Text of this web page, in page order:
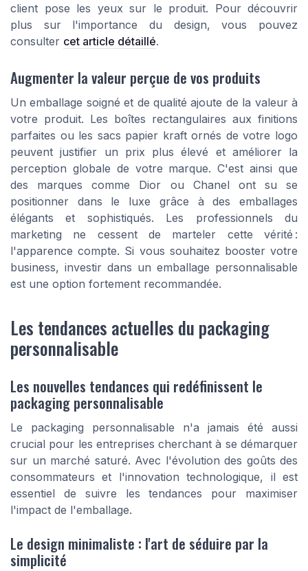
client pose les yeux sur le produit. Pour découvrir
plus sur l'importance du design, vous pouvez
consulter cet article détaillé.
Augmenter la valeur perçue de vos produits
Un emballage soigné et de qualité ajoute de la valeur à
votre produit. Les boîtes rectangulaires aux finitions
parfaites ou les sacs papier kraft ornés de votre logo
peuvent justifier un prix plus élevé et améliorer la
perception globale de votre marque. C'est ainsi que
des marques comme Dior ou Chanel ont su se
positionner dans le luxe grâce à des emballages
élégants et sophistiqués. Les professionnels du
marketing ne cessent de marteler cette vérité :
l'apparence compte. Si vous souhaitez booster votre
business, investir dans un emballage personnalisable
est une option fortement recommandée.
Les tendances actuelles du packaging
personnalisable
Les nouvelles tendances qui redéfinissent le
packaging personnalisable
Le packaging personnalisable n'a jamais été aussi
crucial pour les entreprises cherchant à se démarquer
sur un marché saturé. Avec l'évolution des goûts des
consommateurs et l'innovation technologique, il est
essentiel de suivre les tendances pour maximiser
l'impact de l'emballage.
Le design minimaliste : l'art de séduire par la
simplicité